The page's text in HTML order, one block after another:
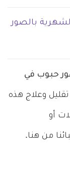
بالصور
حبوب في
وعلاج هذه
أو
من هنا.